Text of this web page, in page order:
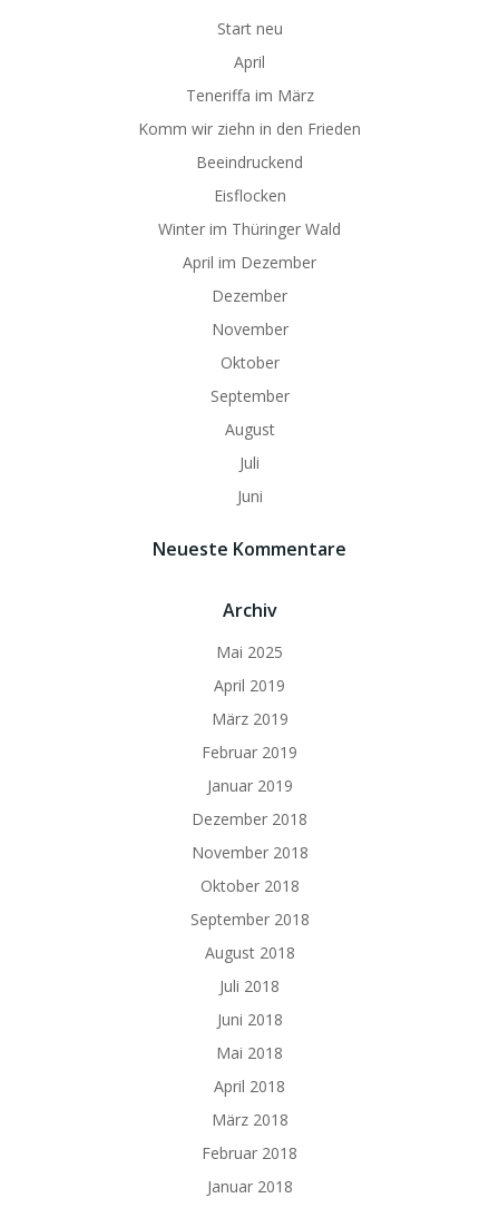
Start neu
April
Teneriffa im März
Komm wir ziehn in den Frieden
Beeindruckend
Eisflocken
Winter im Thüringer Wald
April im Dezember
Dezember
November
Oktober
September
August
Juli
Juni
Neueste Kommentare
Archiv
Mai 2025
April 2019
März 2019
Februar 2019
Januar 2019
Dezember 2018
November 2018
Oktober 2018
September 2018
August 2018
Juli 2018
Juni 2018
Mai 2018
April 2018
März 2018
Februar 2018
Januar 2018